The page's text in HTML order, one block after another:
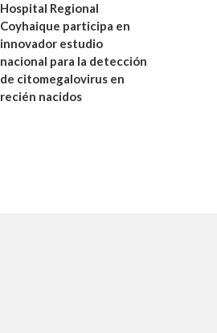
Hospital Regional
Coyhaique participa en
innovador estudio
nacional para la detección
de citomegalovirus en
recién nacidos